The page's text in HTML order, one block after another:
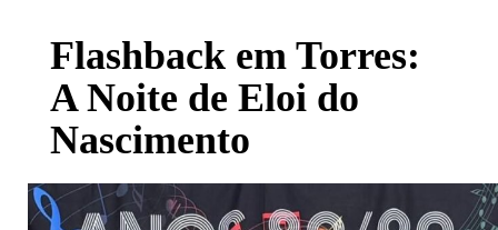
Flashback em Torres:
A Noite de Eloi do
Nascimento